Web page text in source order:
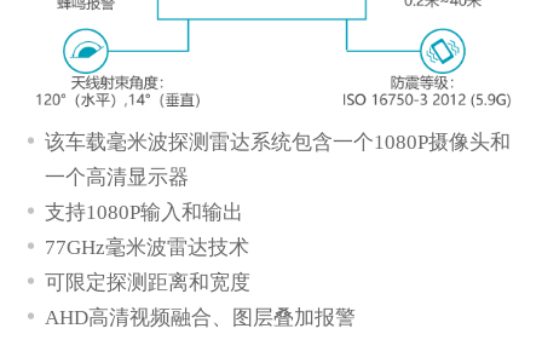
描述*
该车载毫米波探测雷达系统包含一个1080P摄像头和
一个高清显示器
支持1080P输入和输出
77GHz毫米波雷达技术
可限定探测距离和宽度
AHD高清视频融合、图层叠加报警